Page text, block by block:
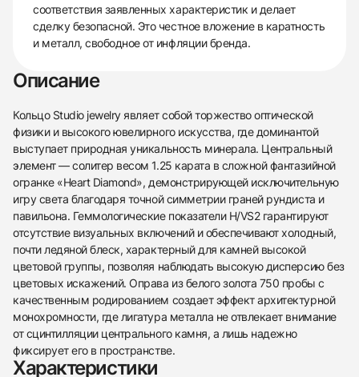
438
285
145
142
205
204
195
150
6
соответствия заявленных характеристик и делает
сделку безопасной. Это честное вложение в каратность
и металл, свободное от инфляции бренда.
Описание
Кольцо Studio jewelry являет собой торжество оптической
физики и высокого ювелирного искусства, где доминантой
выступает природная уникальность минерала. Центральный
элемент — солитер весом 1.25 карата в сложной фантазийной
огранке «Heart Diamond», демонстрирующей исключительную
игру света благодаря точной симметрии граней рундиста и
павильона. Геммологические показатели H/VS2 гарантируют
отсутствие визуальных включений и обеспечивают холодный,
почти ледяной блеск, характерный для камней высокой
цветовой группы, позволяя наблюдать высокую дисперсию без
цветовых искажений. Оправа из белого золота 750 пробы с
качественным родированием создает эффект архитектурной
монохромности, где лигатура металла не отвлекает внимание
от сцинтилляции центрального камня, а лишь надежно
фиксирует его в пространстве.
Характеристики